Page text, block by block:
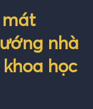
nhà
học